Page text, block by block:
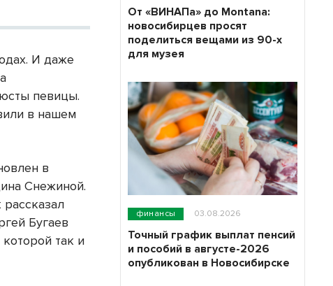
И даже
певицы.
в нашем
в
Снежиной.
Бугаев
так и
От «ВИНАПа» до Montana:
новосибирцев просят
поделиться вещами из 90-х
для музея
финансы 03.08.2026
Точный график выплат пенсий
и пособий в августе-2026
опубликован в Новосибирске